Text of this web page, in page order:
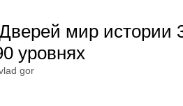
мир истории
уровнях
gor